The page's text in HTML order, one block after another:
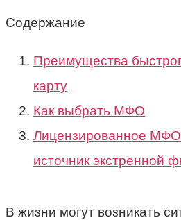
Содержание
Преимущества
карту
Как выбрать МФО
Лицензированное
источник экстренной
В жизни могут возникать